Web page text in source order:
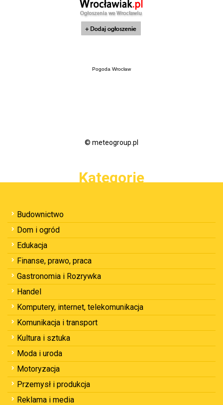
Pogoda Wrocław
© meteogroup.pl
Kategorie
Budownictwo
Dom i ogród
Edukacja
Finanse, prawo, praca
Gastronomia i Rozrywka
Handel
Komputery, internet, telekomunikacja
Komunikacja i transport
Kultura i sztuka
Moda i uroda
Motoryzacja
Przemysł i produkcja
Reklama i media